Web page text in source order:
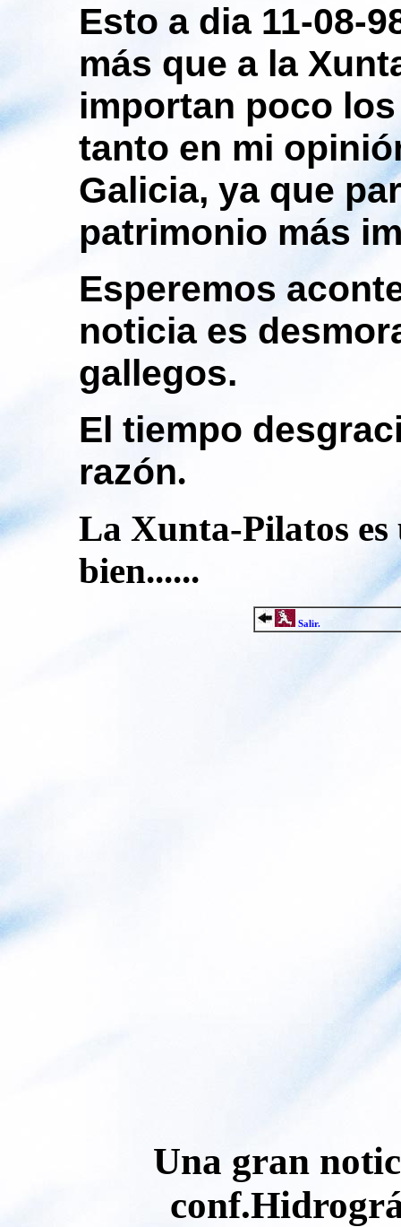
Esto a dia 11-08-
más que a la
importan poco
tanto en mi
Galicia, ya que
patrimonio más
Esperemos
noticia es
gallegos.
El tiempo
razón.
La Xunta-Pilatos es
bien......
Salir.
Una gran